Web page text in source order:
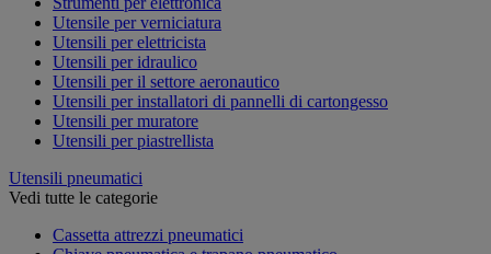
Utensile per verniciatura
Utensili per elettricista
Utensili per idraulico
Utensili per il settore aeronautico
Utensili per installatori di pannelli di cartongesso
Utensili per muratore
Utensili per piastrellista
Utensili pneumatici
Vedi tutte le categorie
Cassetta attrezzi pneumatici